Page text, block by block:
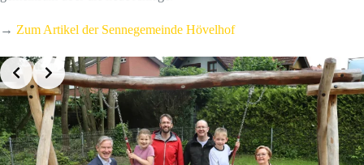
→ Zum Artikel der Sennegemeinde Hövelhof